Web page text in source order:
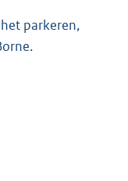
parkeren,